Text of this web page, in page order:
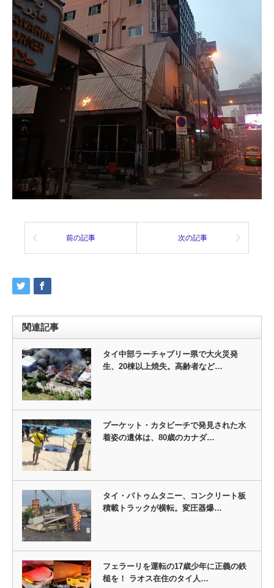
前の記事 次の記事
関連記事
タイ中部ラーチャブリー県で大火災発
生、20棟以上焼失。高齢者など…
プーケット・カタビーチで発見された水
着姿の遺体は、80歳のカナダ…
タイ・パトゥムタニー、コンクリート板
積載トラックが横転。変圧器爆…
フェラーリを運転の17歳少年に正義の鉄
槌を！ ラオス在住のタイ人…